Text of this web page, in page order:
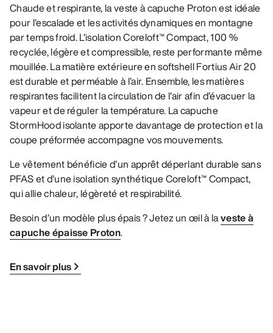
Chaude et respirante, la veste à capuche Proton est idéale
pour l’escalade et les activités dynamiques en montagne
par temps froid. L’isolation Coreloft™ Compact, 100 %
recyclée, légère et compressible, reste performante même
mouillée. La matière extérieure en softshell Fortius Air 20
est durable et perméable à l’air. Ensemble, les matières
respirantes facilitent la circulation de l’air afin d’évacuer la
vapeur et de réguler la température. La capuche
StormHood isolante apporte davantage de protection et la
coupe préformée accompagne vos mouvements.
Le vêtement bénéficie d’un apprêt déperlant durable sans
PFAS et d’une isolation synthétique Coreloft™ Compact,
qui allie chaleur, légèreté et respirabilité.
Besoin d’un modèle plus épais ? Jetez un œil à laveste à
capuche épaisse Proton.
En savoir plus